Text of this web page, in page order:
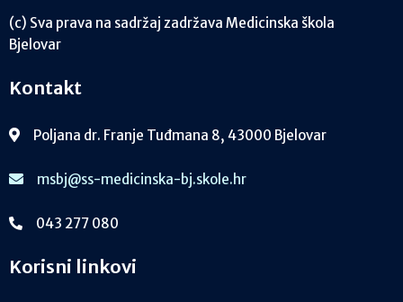
(c) Sva prava na sadržaj zadržava Medicinska škola
Bjelovar
Kontakt
Poljana dr. Franje Tuđmana 8, 43000 Bjelovar
msbj@ss-medicinska-bj.skole.hr
043 277 080
Korisni linkovi